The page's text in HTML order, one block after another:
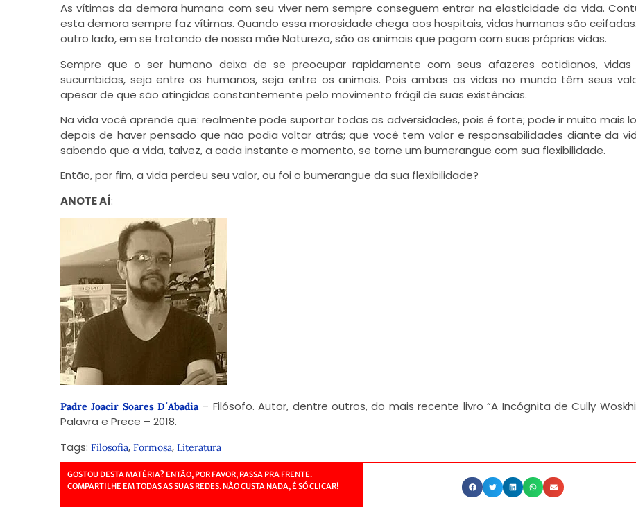
As vítimas da demora humana com seu viver nem sempre conseguem entrar na elasticidade da vida.
esta demora sempre faz vítimas. Quando essa morosidade chega aos hospitais, vidas humanas são
outro lado, em se tratando de nossa mãe Natureza, são os animais que pagam com suas próprias vidas.
Sempre que o ser humano deixa de se preocupar rapidamente com seus afazeres cotidianos, vidas
sucumbidas, seja entre os humanos, seja entre os animais. Pois ambas as vidas no mundo têm seus
apesar de que são atingidas constantemente pelo movimento frágil de suas existências.
Na vida você aprende que: realmente pode suportar todas as adversidades, pois é forte; pode ir muito mais
depois de haver pensado que não podia voltar atrás; que você tem valor e responsabilidades diante da
sabendo que a vida, talvez, a cada instante e momento, se torne um bumerangue com sua flexibilidade.
Então, por fim, a vida perdeu seu valor, ou foi o bumerangue da sua flexibilidade?
ANOTE AÍ:
Padre Joacir Soares D´Abadia– Filósofo. Autor, dentre outros, do mais recente livro “A Incógnita de Cully
Palavra e Prece – 2018.
Tags: Filosofia, Formosa, Literatura
GOSTOU DESTA MATÉRIA? ENTÃO, POR FAVOR, PASSA PRA FRENTE.
COMPARTILHE EM TODAS AS SUAS REDES. NÃO CUSTA NADA, É SÓ CLICAR!